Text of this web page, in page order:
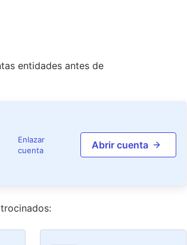
entidades antes de
Enlazar
cuenta
Abrir cuenta
s: